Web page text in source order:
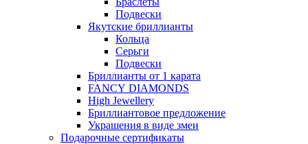
Подвески
Якутские бриллианты
Кольца
Серьги
Подвески
Бриллианты от 1 карата
FANCY DIAMONDS
High Jewellery
Бриллиантовое предложение
Украшения в виде змеи
Подарочные сертификаты